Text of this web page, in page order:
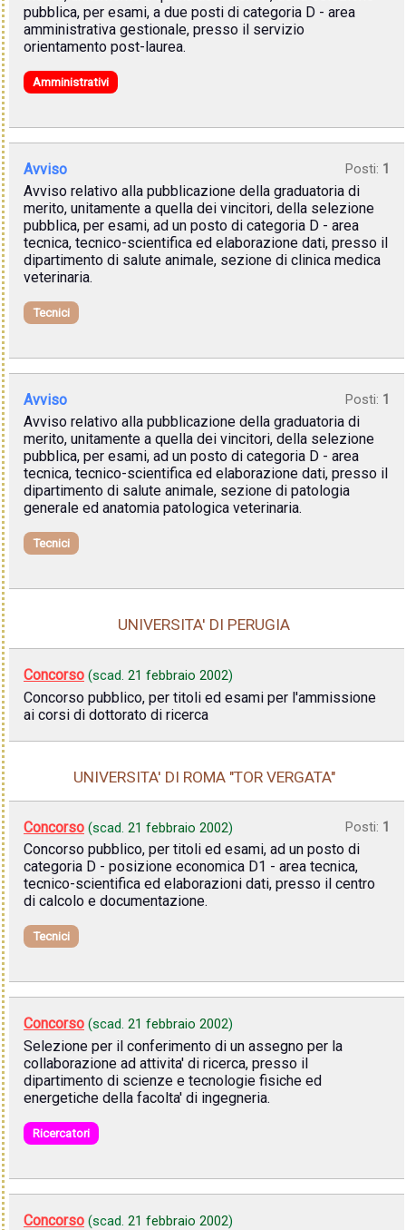
pubblica, per esami, a due posti di categoria D - area
amministrativa gestionale, presso il servizio
orientamento post-laurea.
Amministrativi
Avviso Posti: 1
Avviso relativo alla pubblicazione della graduatoria di
merito, unitamente a quella dei vincitori, della selezione
pubblica, per esami, ad un posto di categoria D - area
tecnica, tecnico-scientifica ed elaborazione dati, presso il
dipartimento di salute animale, sezione di clinica medica
veterinaria.
Tecnici
Avviso Posti: 1
Avviso relativo alla pubblicazione della graduatoria di
merito, unitamente a quella dei vincitori, della selezione
pubblica, per esami, ad un posto di categoria D - area
tecnica, tecnico-scientifica ed elaborazione dati, presso il
dipartimento di salute animale, sezione di patologia
generale ed anatomia patologica veterinaria.
Tecnici
UNIVERSITA' DI PERUGIA
Concorso (scad. 21 febbraio 2002)
Concorso pubblico, per titoli ed esami per l'ammissione
ai corsi di dottorato di ricerca
UNIVERSITA' DI ROMA "TOR VERGATA"
Concorso (scad. 21 febbraio 2002) Posti: 1
Concorso pubblico, per titoli ed esami, ad un posto di
categoria D - posizione economica D1 - area tecnica,
tecnico-scientifica ed elaborazioni dati, presso il centro
di calcolo e documentazione.
Tecnici
Concorso (scad. 21 febbraio 2002)
Selezione per il conferimento di un assegno per la
collaborazione ad attivita' di ricerca, presso il
dipartimento di scienze e tecnologie fisiche ed
energetiche della facolta' di ingegneria.
Ricercatori
Concorso (scad. 21 febbraio 2002)